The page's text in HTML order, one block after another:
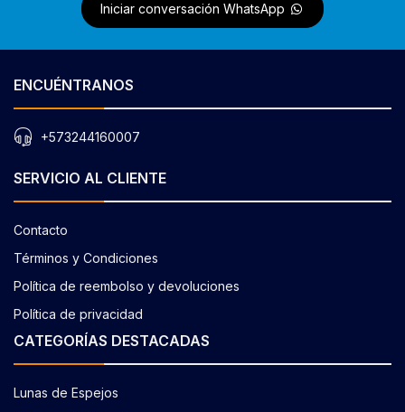
Iniciar conversación WhatsApp
ENCUÉNTRANOS
+573244160007
SERVICIO AL CLIENTE
Contacto
Términos y Condiciones
Política de reembolso y devoluciones
Política de privacidad
CATEGORÍAS DESTACADAS
Lunas de Espejos